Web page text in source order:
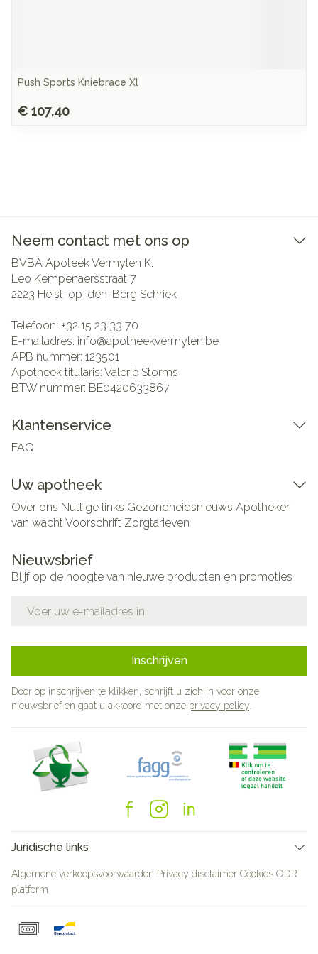
Push Sports Kniebrace Xl
€ 107,40
Neem contact met ons op
BVBA Apoteek Vermylen K.
Leo Kempenaersstraat 7
2223 Heist-op-den-Berg Schriek
Telefoon: +32 15 23 33 70
E-mailadres: info@apotheekvermylen.be
APB nummer: 123501
Apotheek titularis: Valerie Storms
BTW nummer: BE0420633867
Klantenservice
FAQ
Uw apotheek
Over ons Nuttige links Gezondheidsnieuws Apotheker
van wachtVoorschrift Zorgtarieven
Nieuwsbrief
Blijf op de hoogte van nieuwe producten en promoties
Inschrijven
Door op inschrijven te klikken, schrijft u zich in voor onze
nieuwsbrief en gaat u akkoord met onze privacy policy
Juridische links
Algemene verkoopsvoorwaarden Privacy disclaimer Cookies ODR-
platform